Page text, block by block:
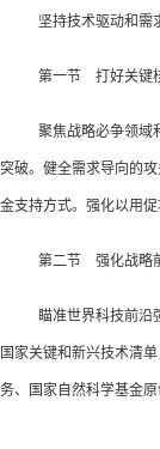
坚持技术驱动和需
第一节 打好关键
聚焦战略必争领域
突破。健全需求导向的
金支持方式。强化以用
第二节 强化战略
瞄准世界科技前沿
国家关键和新兴技术清
务、国家自然科学基金